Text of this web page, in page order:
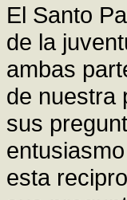
El Santo
de la
ambas
de nuestra
sus
esta